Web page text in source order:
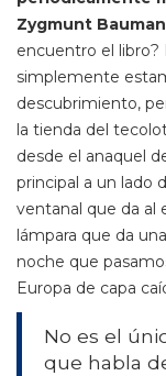
Zygmunt
encuentro el libro?
simplemente
descubrimiento,
la tienda del
desde el anaquel
principal a un lado
ventanal que da al
lámpara que da
noche que
Europa de capa
No es el
que habla